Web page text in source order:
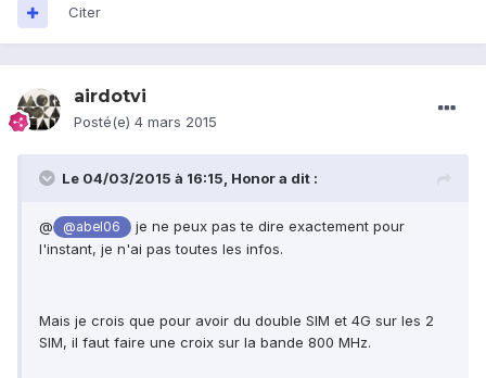
Citer
airdotvi
Posté(e) 4 mars 2015
Le 04/03/2015 à 16:15, Honor a dit :
@ @abel06
je ne peux pas te dire exactement pour
l'instant, je n'ai pas toutes les infos.
Mais je crois que pour avoir du double SIM et 4G sur les 2
SIM, il faut faire une croix sur la bande 800 MHz.